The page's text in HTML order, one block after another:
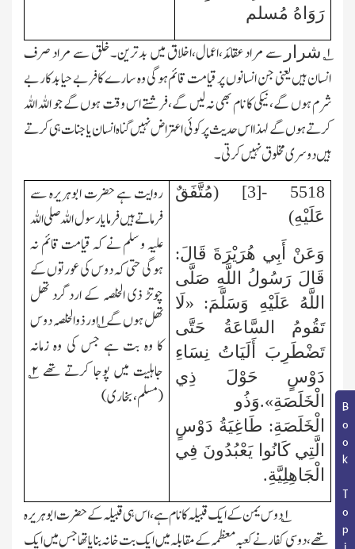
Book Topic
رَوَاهُ مُسلم
۱؎ شرار سے مراد عقائد،اعمال،اخلاق میں بدترین۔خلق سے مراد صرف
انسان ہیں یعنی جن انسانوں پر قیامت قائم ہوگی وہ سارے کافر بے حیا بدکار بے
شرم ہوں گے،نیکی کا نام بھی نہ لیں گے،فرشتے اس وقت ہوں گے جو اللہ اللہ
کرتے ہوں گے لہذا اس حدیث پر کوئی اعتراض نہیں گناہ انسان یا جنات ہی کرتے
ہیں دوسری مخلوق نہیں کرتی۔
5518 -[3] (مُتَّفَقٌ
عَلَيْهِ)
وَعَنْ أَبِي هُرَيْرَةَ قَالَ:
قَالَ رَسُولُ اللَّهِ صَلَّى
اللَّهُ عَلَيْهِ وَسَلَّمَ: «لَا
تَقُومُ السَّاعَةُ حَتَّى
تَضْطَرِبَ أَلَيَاتُ نِسَاءِ
دَوْسٍ حَوْلَ ذِي
الْخَلَصَةِ».وَذُو
الْخَلَصَةِ: طَاغِيَةُ دَوْسٍ
الَّتِي كَانُوا يَعْبُدُونَ فِي
الْجَاهِلِيَّةِ.
روایت ہے حضرت ابوہریرہ سے
فرماتے ہیں فرمایا رسول اللہ صلی اللہ
علیہ و سلم نے کہ قیامت قائم نہ
ہوگی حتی کہ دوس کی عورتوں کے
چوتڑ ذی الخلصہ کے اردگرد تھل
تھل ہوں گے۱؎ اور ذوالخلصہ دوس
کا وہ بت ہے جس کی وہ زمانہ
جاہلیت میں پوجا کرتے تھے۲؎
(مسلم،بخاری)
۱؎دوس یمن کے ایک قبیلہ کا نام ہے،اس ہی قبیلہ کے حضرت ابوہریرہ
تھے،دوسی کفار نے کعبہ معظمہ کے مقابلہ میں ایک بت خانہ بنایا تھا جس میں ایک